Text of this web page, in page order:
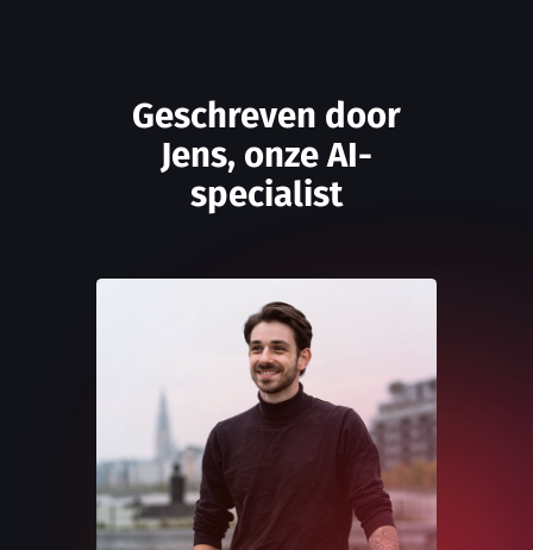
Geschreven door
Jens, onze AI-
specialist